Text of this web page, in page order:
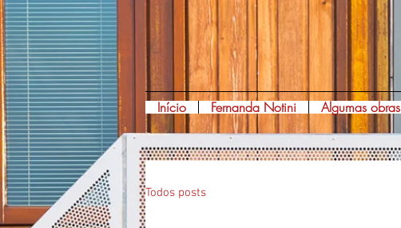
Início Fernanda Notini Algumas obras
Todos posts